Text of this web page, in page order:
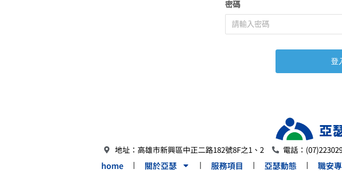
密碼
地址：高雄市新興區中正二路182號8F之1、2 電話：
home 關於亞瑟 服務項目 亞瑟動態 職安